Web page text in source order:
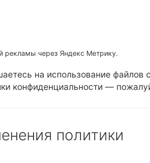
рекламы через Яндекс Метрику.
на использование файлов
конфиденциальности —
политики